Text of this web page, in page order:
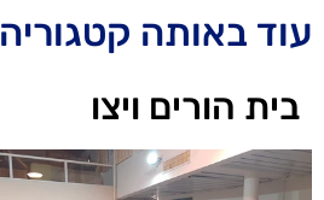
עוד באותה קטגוריה
בית הורים ויצו